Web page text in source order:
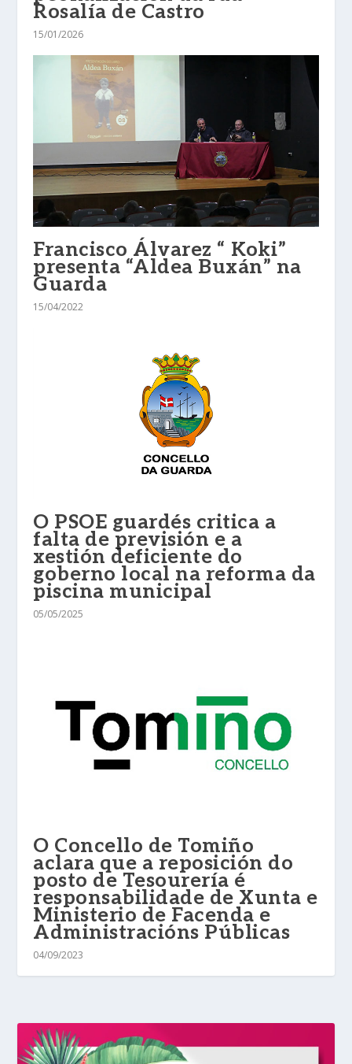
Rosalía de Castro
15/01/2026
Francisco Álvarez “ Koki”
presenta “Aldea Buxán” na
Guarda
15/04/2022
O PSOE guardés critica a
falta de previsión e a
xestión deficiente do
goberno local na reforma da
piscina municipal
05/05/2025
O Concello de Tomiño
aclara que a reposición do
posto de Tesourería é
responsabilidade de Xunta e
Ministerio de Facenda e
Administracións Públicas
04/09/2023